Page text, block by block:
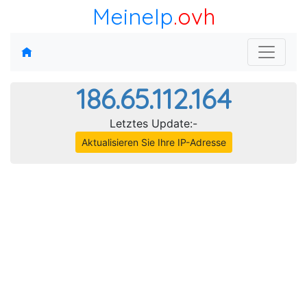
MeineIp.ovh
186.65.112.164
Letztes Update:-
Aktualisieren Sie Ihre IP-Adresse